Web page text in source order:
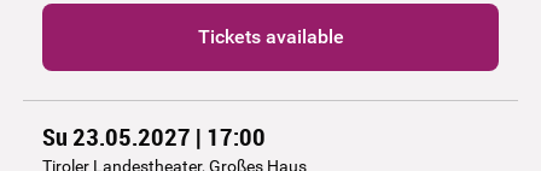
Tickets available
Su 23.05.2027 | 17:00
Tiroler Landestheater, Großes Haus